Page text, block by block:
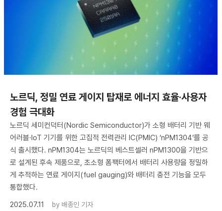
노르딕, 정밀 연료 게이지 탑재로 에너지 효율·사용자
경험 극대화
노르딕 세미컨덕터(Nordic Semiconductor)가 소형 배터리 기반 웨
어러블·IoT 기기를 위한 고집적 전력관리 IC(PMIC) ‘nPM1304’를 공
식 출시했다. nPM1304는 노르딕의 베스트셀러 nPM1300을 기반으
로 설계된 후속 제품으로, 초소형 폼팩터에서 배터리 사용량을 정밀하
게 추적하는 연료 게이지(fuel gauging)와 배터리 충전 기능을 모두
통합했다.
2025.07.11
by 배종인 기자